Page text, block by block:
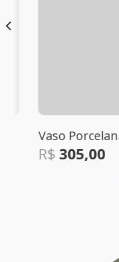
Vaso
R$305,00